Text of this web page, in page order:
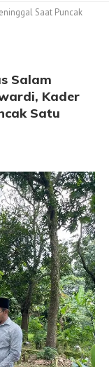
Saat Puncak
Salam
Kader
Satu